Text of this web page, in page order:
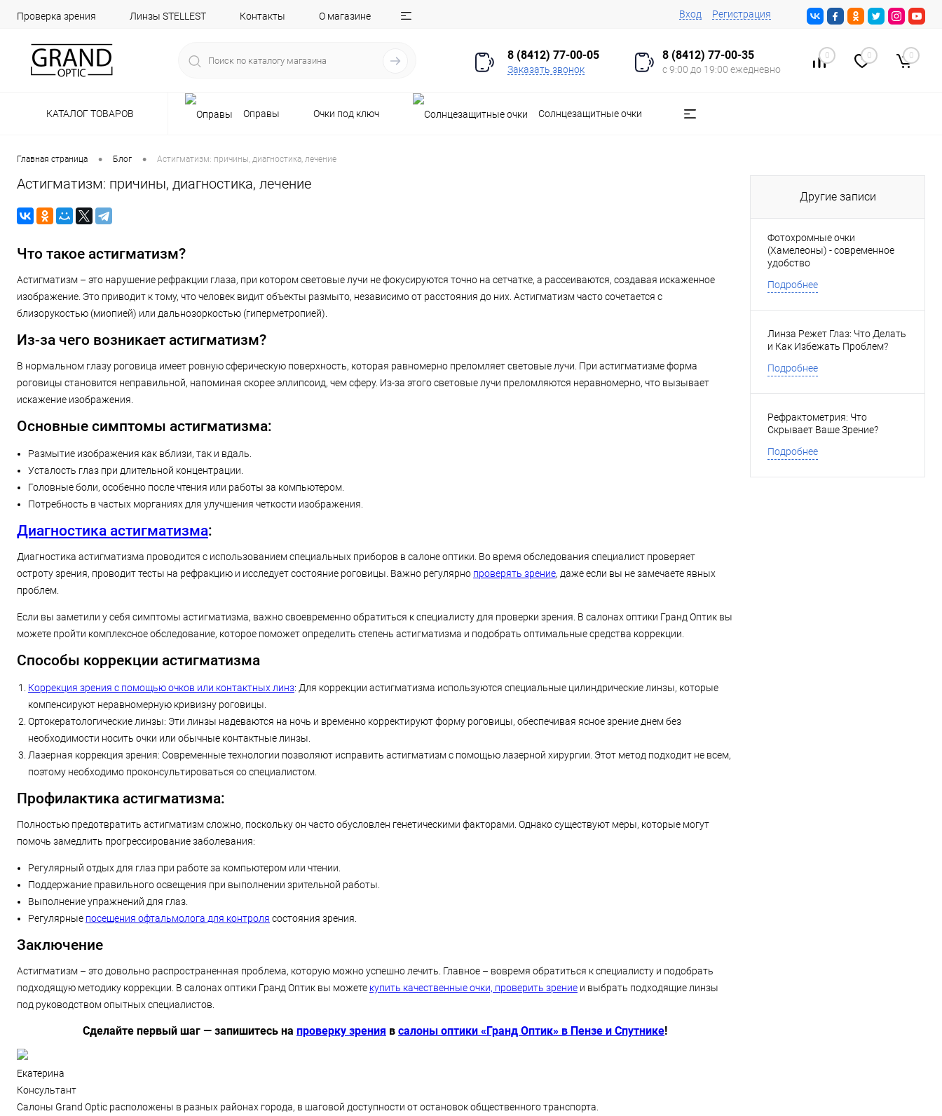
Проверка зрения Линзы STELLEST Контакты О магазине Вход Регистрация
8 (8412) 77-00-05
Заказать звонок
8 (8412) 77-00-35
с 9:00 до 19:00 ежедневно
0 0 0
КАТАЛОГ ТОВАРОВ Оправы Очки под ключ Солнцезащитные очки
Главная страница • Блог • Астигматизм: причины, диагностика, лечение
Астигматизм: причины, диагностика, лечение
Что такое астигматизм?
Астигматизм – это нарушение рефракции глаза, при котором световые лучи не фокусируются точно на сетчатке, а рассеиваются, создавая искаженное
изображение. Это приводит к тому, что человек видит объекты размыто, независимо от расстояния до них. Астигматизм часто сочетается с
близорукостью (миопией) или дальнозоркостью (гиперметропией).
Из-за чего возникает астигматизм?
В нормальном глазу роговица имеет ровную сферическую поверхность, которая равномерно преломляет световые лучи. При астигматизме форма
роговицы становится неправильной, напоминая скорее эллипсоид, чем сферу. Из-за этого световые лучи преломляются неравномерно, что вызывает
искажение изображения.
Основные симптомы астигматизма:
Размытие изображения как вблизи, так и вдаль.
Усталость глаз при длительной концентрации.
Головные боли, особенно после чтения или работы за компьютером.
Потребность в частых морганиях для улучшения четкости изображения.
Диагностика астигматизма:
Диагностика астигматизма проводится с использованием специальных приборов в салоне оптики. Во время обследования специалист проверяет
остроту зрения, проводит тесты на рефракцию и исследует состояние роговицы. Важно регулярно проверять зрение, даже если вы не замечаете явных
проблем.
Если вы заметили у себя симптомы астигматизма, важно своевременно обратиться к специалисту для проверки зрения. В салонах оптики Гранд Оптик вы
можете пройти комплексное обследование, которое поможет определить степень астигматизма и подобрать оптимальные средства коррекции.
Способы коррекции астигматизма
Коррекция зрения с помощью очков или контактных линз: Для коррекции астигматизма используются специальные цилиндрические линзы, которые
компенсируют неравномерную кривизну роговицы.
Ортокератологические линзы: Эти линзы надеваются на ночь и временно корректируют форму роговицы, обеспечивая ясное зрение днем без
необходимости носить очки или обычные контактные линзы.
Лазерная коррекция зрения: Современные технологии позволяют исправить астигматизм с помощью лазерной хирургии. Этот метод подходит не всем,
поэтому необходимо проконсультироваться со специалистом.
Профилактика астигматизма:
Полностью предотвратить астигматизм сложно, поскольку он часто обусловлен генетическими факторами. Однако существуют меры, которые могут
помочь замедлить прогрессирование заболевания:
Регулярный отдых для глаз при работе за компьютером или чтении.
Поддержание правильного освещения при выполнении зрительной работы.
Выполнение упражнений для глаз.
Регулярные посещения офтальмолога для контроля состояния зрения.
Заключение
Астигматизм – это довольно распространенная проблема, которую можно успешно лечить. Главное – вовремя обратиться к специалисту и подобрать
подходящую методику коррекции. В салонах оптики Гранд Оптик вы можете купить качественные очки, проверить зрение и выбрать подходящие линзы
под руководством опытных специалистов.
Сделайте первый шаг — запишитесь на проверку зрения в салоны оптики «Гранд Оптик» в Пензе и Спутнике!
Екатерина
Консультант
Салоны Grand Optic расположены в разных районах города, в шаговой доступности от остановок общественного транспорта.
Другие записи
Фотохромные очки
(Хамелеоны) - современное
удобство
Подробнее
Линза Режет Глаз: Что Делать
и Как Избежать Проблем?
Подробнее
Рефрактометрия: Что
Скрывает Ваше Зрение?
Подробнее